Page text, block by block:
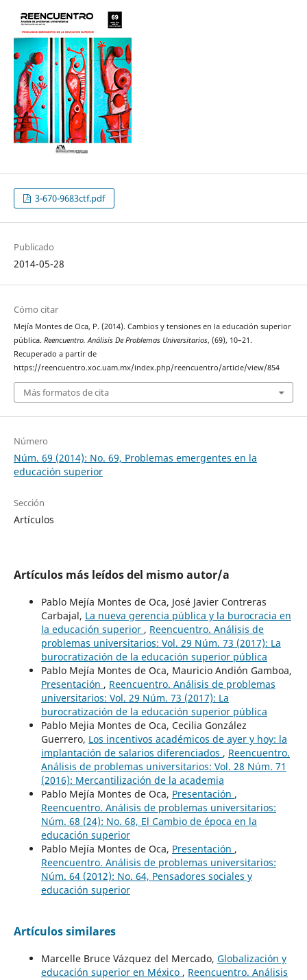
3-670-9683ctf.pdf
Publicado
2014-05-28
Cómo citar
Mejía Montes de Oca, P. (2014). Cambios y tensiones en la educación superior
pública. Reencuentro. Análisis De Problemas Universitarios, (69), 10–21.
Recuperado a partir de
https://reencuentro.xoc.uam.mx/index.php/reencuentro/article/view/854
Más formatos de cita
Número
Núm. 69 (2014): No. 69, Problemas emergentes en la
educación superior
Sección
Artículos
Artículos más leídos del mismo autor/a
Pablo Mejía Montes de Oca, José Javier Contreras
Carbajal, La nueva gerencia pública y la burocracia en
la educación superior , Reencuentro. Análisis de
problemas universitarios: Vol. 29 Núm. 73 (2017): La
burocratización de la educación superior pública
Pablo Mejía Montes de Oca, Mauricio Andión Gamboa,
Presentación , Reencuentro. Análisis de problemas
universitarios: Vol. 29 Núm. 73 (2017): La
burocratización de la educación superior pública
Pablo Mejia Montes de Oca, Cecilia González
Guerrero, Los incentivos académicos de ayer y hoy: la
implantación de salarios diferenciados , Reencuentro.
Análisis de problemas universitarios: Vol. 28 Núm. 71
(2016): Mercantilización de la academia
Pablo Mejía Montes de Oca, Presentación ,
Reencuentro. Análisis de problemas universitarios:
Núm. 68 (24): No. 68, El Cambio de época en la
educación superior
Pablo Mejía Montes de Oca, Presentación ,
Reencuentro. Análisis de problemas universitarios:
Núm. 64 (2012): No. 64, Pensadores sociales y
educación superior
Artículos similares
Marcelle Bruce Vázquez del Mercado, Globalización y
educación superior en México , Reencuentro. Análisis